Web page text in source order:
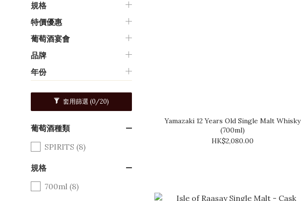
規格
特價優惠
葡萄酒宴會
品牌
年份
套用篩選 (0/20)
葡萄酒種類
SPIRITS (8)
規格
700ml (8)
Yamazaki 12 Years Old Single Malt Whisky
(700ml)
HK$2,080.00